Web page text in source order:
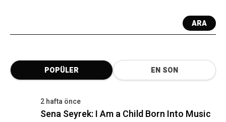
ARA
POPÜLER EN SON
2 hafta önce
Sena Seyrek: I Am a Child Born Into Music